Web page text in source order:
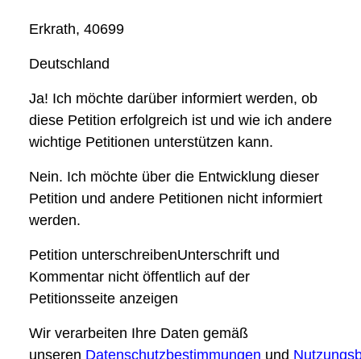
Erkrath, 40699
Deutschland
Ja! Ich möchte darüber informiert werden, ob
diese Petition erfolgreich ist und wie ich andere
wichtige Petitionen unterstützen kann.
Nein. Ich möchte über die Entwicklung dieser
Petition und andere Petitionen nicht informiert
werden.
Petition unterschreibenUnterschrift und
Kommentar nicht öffentlich auf der
Petitionsseite anzeigen
Wir verarbeiten Ihre Daten gemäß
unseren Datenschutzbestimmungen und